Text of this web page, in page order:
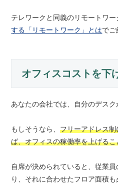
テレワークと同義のリモートワ
する「リモートワーク」とはでご
オフィスコストを下
あなたの会社では、自分のデス
もしそうなら、フリーアドレス
ば、オフィスの稼働率を上げる
自席が決められていると、従業
り、それに合わせたフロア面積も